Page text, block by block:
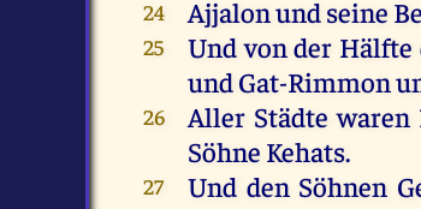
24 Ajjalonund seine
25 Und von der Hälfte
und Gat-Rimmon
26 Aller Städte waren
Söhne Kehats.
27 Und den Söhnen